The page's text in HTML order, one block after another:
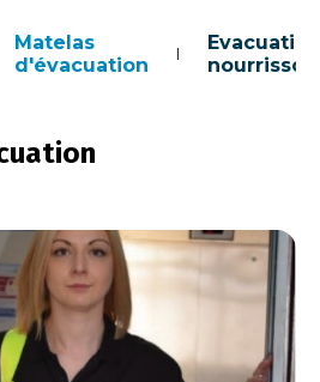
Matelas
d'évacuation
Evacuation
nourrisson